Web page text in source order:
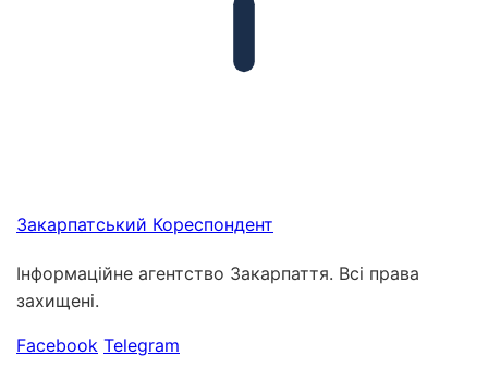
Закарпатський Кореспондент
Інформаційне агентство Закарпаття. Всі права
захищені.
Facebook Telegram